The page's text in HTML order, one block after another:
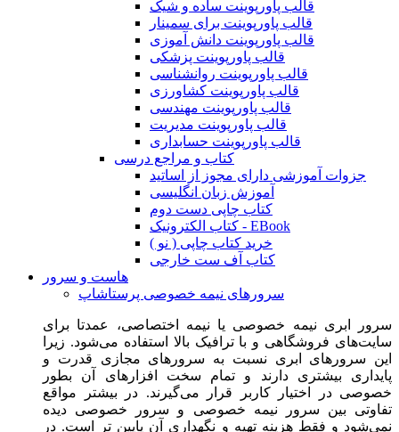
قالب پاورپوینت ساده و شیک
قالب پاورپوینت برای سمینار
قالب پاورپوینت دانش آموزی
قالب پاورپوینت پزشکی
قالب پاورپوینت روانشناسی
قالب پاورپوینت کشاورزی
قالب پاورپوینت مهندسی
قالب پاورپوینت مدیریت
قالب پاورپوینت حسابداری
کتاب و مراجع درسی
جزوات آموزشی دارای مجوز از اساتید
آموزش زبان انگلیسی
کتاب چاپی دست دوم
کتاب الکترونیک - EBook
خرید کتاب چاپی ( نو )
کتاب آف ست خارجی
هاست و سرور
سرورهای نیمه خصوصی پرستاشاپ
سرور ابری نیمه خصوصی یا نیمه اختصاصی، عمدتا برای
سایت‌های فروشگاهی و با ترافیک بالا استفاده می‌شود. زیرا
این سرورهای ابری نسبت به سرورهای مجازی قدرت و
پایداری بیشتری دارند و تمام سخت افزارهای آن بطور
خصوصی در اختیار کاربر قرار می‌گیرند. در بیشتر مواقع
تفاوتی بین سرور نیمه خصوصی و سرور خصوصی دیده
نمی‌شود و فقط هزینه تهیه و نگهداری آن پایین تر است. در